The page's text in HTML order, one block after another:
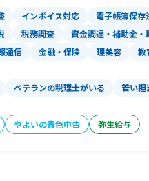
サービス」を実現していま
税務・労務・法務など、お
提供するサービス体系です
ることにより、お客様が必
インボイス対応 電子帳簿保存
税務調査 資金調達・補助金・
通信 金融・保険 理美容 教
ベテランの税理士がいる
若い担
やよいの青色申告 弥生給与